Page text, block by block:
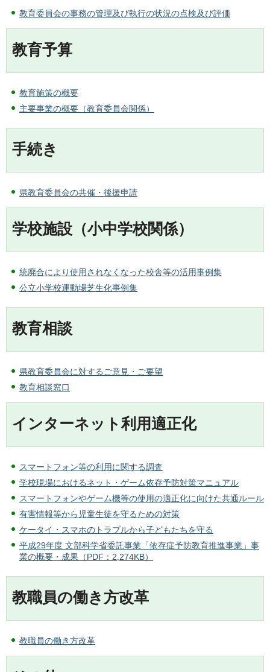
教育委員会の事務の管理及び執行の状況の点検及び評価
教育予算
教育施策の概要
主要事業の概要（教育委員会関係）
手続き
県教育委員会の共催・後援申請
学校施設（小中学校関係）
統廃合により使用されなくなった校舎等の活用事例集
公立小学校運動場芝生化事例集
教育相談
県教育委員会に対するご意見・ご要望
教育相談窓口
インターネット利用適正化
スマートフォン等の利用に関する調査
学校現場におけるネット・ゲーム依存予防対策マニュアル
スマートフォンやゲーム機等の使用の適正化に向けた共通ルール
有害情報等から児童生徒を守るための対策
ケータイ・スマホのトラブルから子どもたちを守る
平成29年度 文部科学省委託事業「依存症予防教育推進事業」事
業の概要・成果（PDF：2,274KB）
教職員の働き方改革
教職員の働き方改革